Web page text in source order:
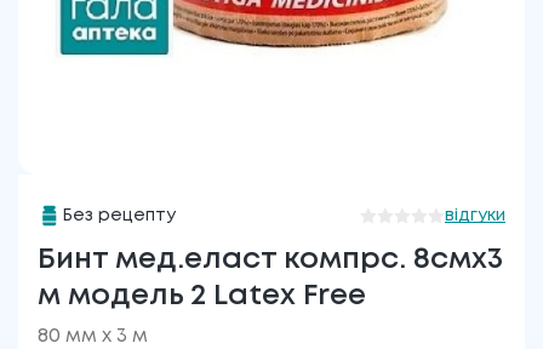
Без рецепту відгуки
Бинт мед.еласт компрс. 8смх3
м модель 2 Latex Free
80 мм х 3 м